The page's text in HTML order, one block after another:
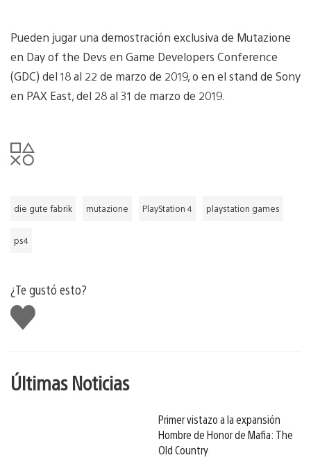
Pueden jugar una demostración exclusiva de Mutazione
en Day of the Devs en Game Developers Conference
(GDC) del 18 al 22 de marzo de 2019, o en el stand de Sony
en PAX East, del 28 al 31 de marzo de 2019.
die gute fabrik mutazione PlayStation 4 playstation games
ps4
¿Te gustó esto?
Me
gusta
Últimas Noticias
Primer vistazo a la expansión
Hombre de Honor de Mafia: The
Old Country